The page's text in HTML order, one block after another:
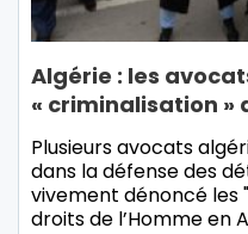
Algérie : les
« criminalisation »
Plusieurs avocats
dans la défense des
vivement dénoncé les
droits de l’Homme en